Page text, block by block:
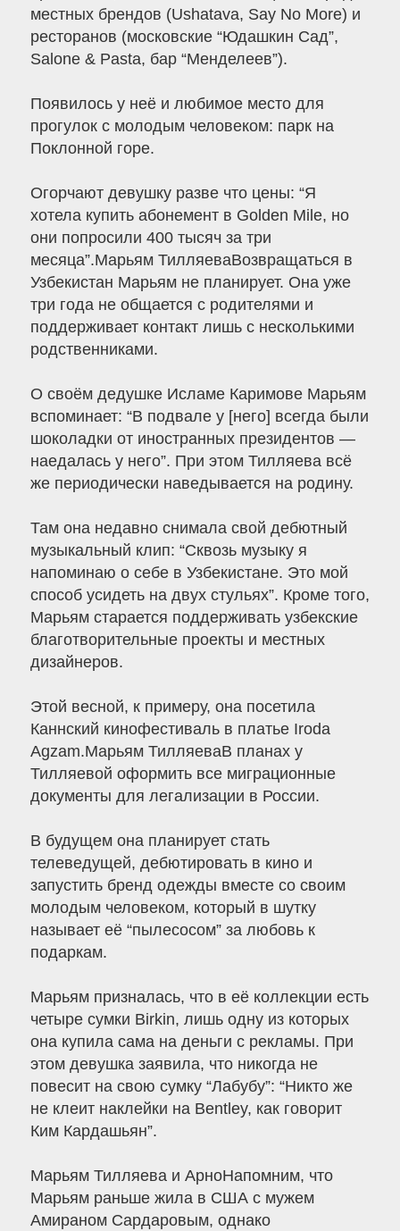
местных брендов (Ushatava, Say No More) и
ресторанов (московские “Юдашкин Сад”,
Salone & Pasta, бар “Менделеев”).
Появилось у неё и любимое место для
прогулок с молодым человеком: парк на
Поклонной горе.
Огорчают девушку разве что цены: “Я
хотела купить абонемент в Golden Mile, но
они попросили 400 тысяч за три
месяца”.Марьям ТилляеваВозвращаться в
Узбекистан Марьям не планирует. Она уже
три года не общается с родителями и
поддерживает контакт лишь с несколькими
родственниками.
О своём дедушке Исламе Каримове Марьям
вспоминает: “В подвале у [него] всегда были
шоколадки от иностранных президентов —
наедалась у него”. При этом Тилляева всё
же периодически наведывается на родину.
Там она недавно снимала свой дебютный
музыкальный клип: “Сквозь музыку я
напоминаю о себе в Узбекистане. Это мой
способ усидеть на двух стульях”. Кроме того,
Марьям старается поддерживать узбекские
благотворительные проекты и местных
дизайнеров.
Этой весной, к примеру, она посетила
Каннский кинофестиваль в платье Iroda
Agzam.Марьям ТилляеваВ планах у
Тилляевой оформить все миграционные
документы для легализации в России.
В будущем она планирует стать
телеведущей, дебютировать в кино и
запустить бренд одежды вместе со своим
молодым человеком, который в шутку
называет её “пылесосом” за любовь к
подаркам.
Марьям призналась, что в её коллекции есть
четыре сумки Birkin, лишь одну из которых
она купила сама на деньги с рекламы. При
этом девушка заявила, что никогда не
повесит на свою сумку “Лабубу”: “Никто же
не клеит наклейки на Bentley, как говорит
Ким Кардашьян”.
Марьям Тилляева и АрноНапомним, что
Марьям раньше жила в США с мужем
Амираном Сардаровым, однако